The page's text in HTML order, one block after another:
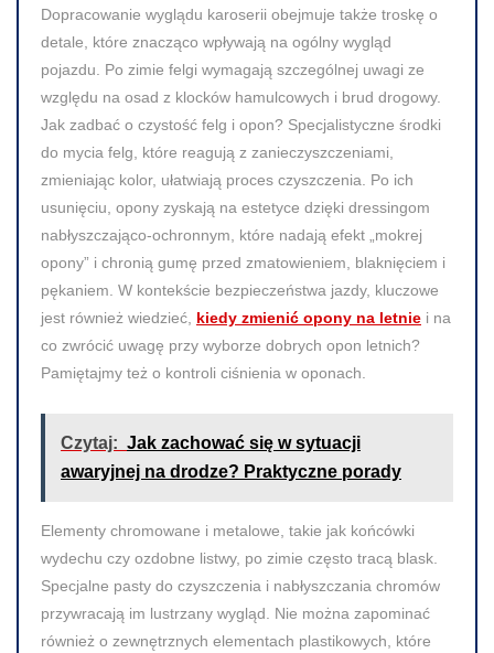
Dopracowanie wyglądu karoserii obejmuje także troskę o
detale, które znacząco wpływają na ogólny wygląd
pojazdu. Po zimie felgi wymagają szczególnej uwagi ze
względu na osad z klocków hamulcowych i brud drogowy.
Jak zadbać o czystość felg i opon? Specjalistyczne środki
do mycia felg, które reagują z zanieczyszczeniami,
zmieniając kolor, ułatwiają proces czyszczenia. Po ich
usunięciu, opony zyskają na estetyce dzięki dressingom
nabłyszczająco-ochronnym, które nadają efekt „mokrej
opony” i chronią gumę przed zmatowieniem, blaknięciem i
pękaniem. W kontekście bezpieczeństwa jazdy, kluczowe
jest również wiedzieć, kiedy zmienić opony na letnie i na
co zwrócić uwagę przy wyborze dobrych opon letnich?
Pamiętajmy też o kontroli ciśnienia w oponach.
Czytaj: Jak zachować się w sytuacji
awaryjnej na drodze? Praktyczne porady
Elementy chromowane i metalowe, takie jak końcówki
wydechu czy ozdobne listwy, po zimie często tracą blask.
Specjalne pasty do czyszczenia i nabłyszczania chromów
przywracają im lustrzany wygląd. Nie można zapominać
również o zewnętrznych elementach plastikowych, które